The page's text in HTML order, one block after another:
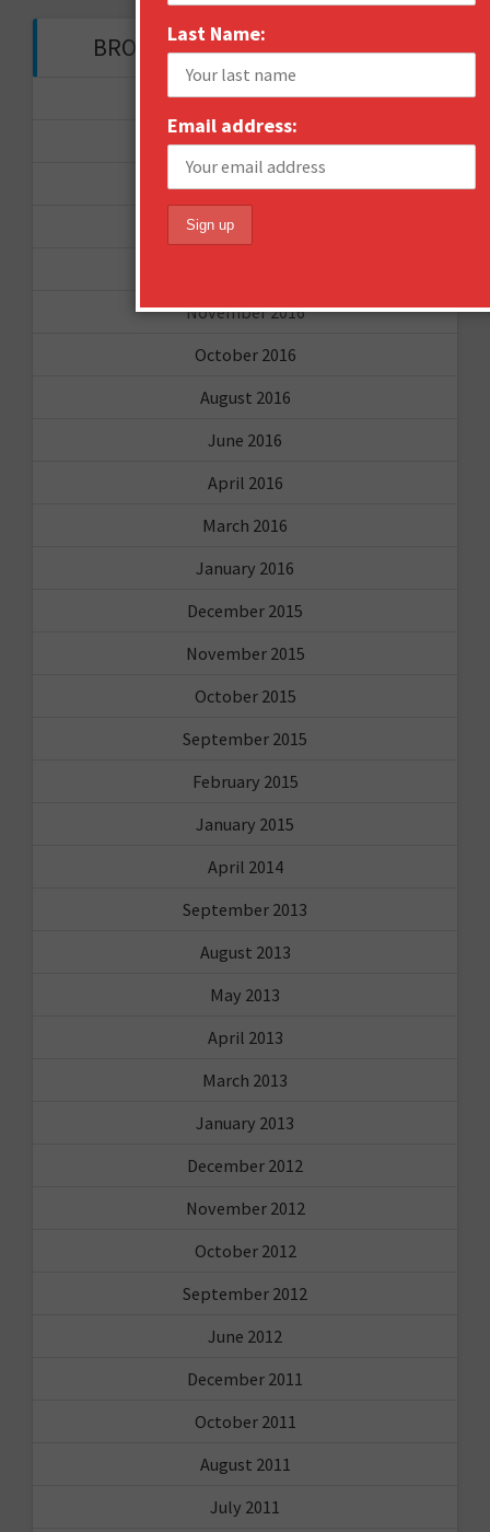
BROWSE THROUGH THE HISTORY
November 2017
September 2017
August 2017
February 2017
November 2016
October 2016
August 2016
June 2016
April 2016
March 2016
January 2016
December 2015
November 2015
October 2015
September 2015
February 2015
January 2015
April 2014
September 2013
August 2013
May 2013
April 2013
March 2013
January 2013
December 2012
November 2012
October 2012
September 2012
June 2012
December 2011
October 2011
August 2011
July 2011
Last Name:
Email address: